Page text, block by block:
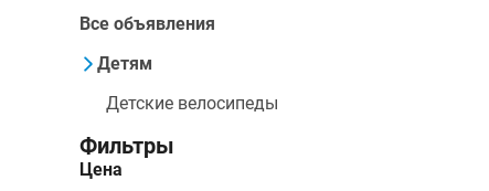
Все объявления
Детям
Детские велосипеды
Фильтры
Цена